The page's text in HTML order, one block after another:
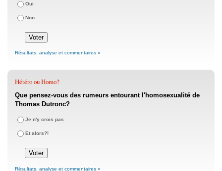
Oui
Non
Résultats, analyse et commentaires »
Hétéro ou Homo?
Que pensez-vous des rumeurs entourant l'homosexualité de
Thomas Dutronc?
Je n'y crois pas
Et alors?!
Résultats, analyse et commentaires »